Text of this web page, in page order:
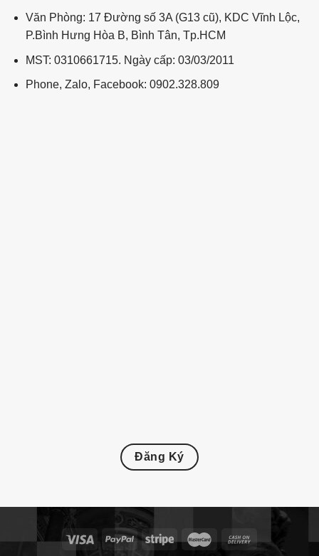
Văn Phòng: 17 Đường số 3A (G13 cũ), KDC Vĩnh Lộc,
P.Bình Hưng Hòa B, Bình Tân, Tp.HCM
MST: 0310661715. Ngày cấp: 03/03/2011
Phone, Zalo, Facebook: 0902.328.809
Đăng Ký